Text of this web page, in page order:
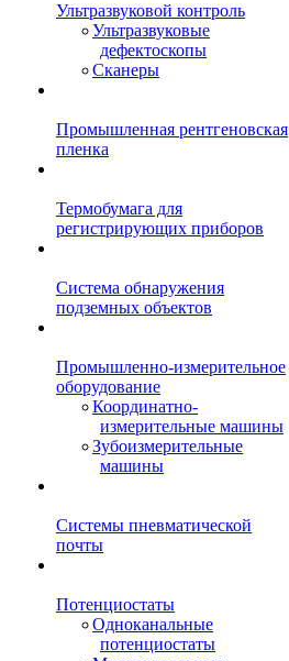
Ультразвуковой контроль
Ультразвуковые
дефектоскопы
Сканеры
Промышленная рентгеновская
пленка
Термобумага для
регистрирующих приборов
Система обнаружения
подземных объектов
Промышленно-измерительное
оборудование
Координатно-
измерительные машины
Зубоизмерительные
машины
Системы пневматической
почты
Потенциостаты
Одноканальные
потенциостаты